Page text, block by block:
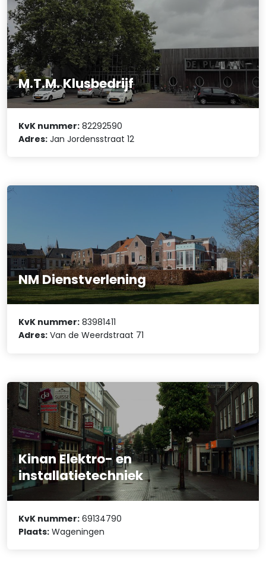
M.T.M. Klusbedrijf
KvK nummer: 82292590
Adres: Jan Jordensstraat 12
NM Dienstverlening
KvK nummer: 83981411
Adres: Van de Weerdstraat 71
Kinan Elektro- en
installatietechniek
KvK nummer: 69134790
Plaats: Wageningen